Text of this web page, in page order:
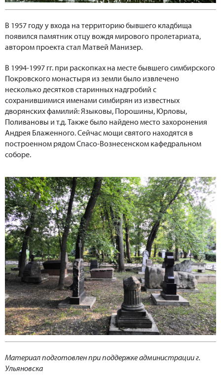
В 1957 году у входа на территорию бывшего кладбища
появился памятник отцу вождя мирового пролетариата,
автором проекта стал Матвей Манизер.
В 1994-1997 гг. при раскопках на месте бывшего симбирского
Покровского монастыря из земли было извлечено
несколько десятков старинных надгробий с
сохранившимися именами симбирян из известных
дворянских фамилий: Языковы, Порошины, Юрловы,
Поливановы и т.д. Также было найдено место захоронения
Андрея Блаженного. Сейчас мощи святого находятся в
построенном рядом Спасо-Вознесенском кафедральном
соборе.
Материал подготовлен при поддержке администрации г.
Ульяновска